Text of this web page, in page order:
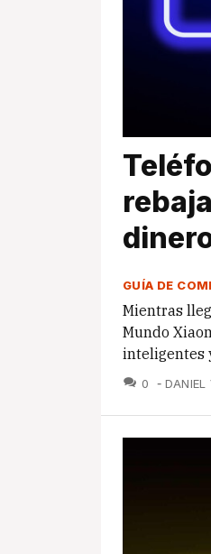
GUÍA DE
Mientras
Mundo
inteligentes
0
DANIEL